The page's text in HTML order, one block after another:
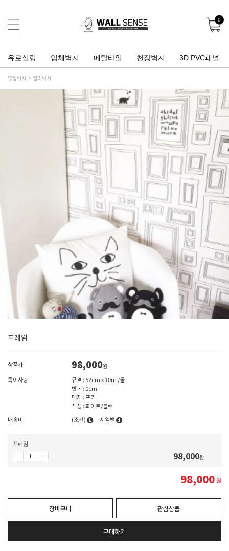
0
유로실링 입체벽지 메탈타일 천장벽지 3D PVC패널
뮤럴벽지 컬러벽지
프레임
상품가 98,000원
특이사항
규격 : 52cm x 10m /롤
반복 : 0cm
매치 : 프리
색상 : 화이트/블랙
배송비
(조건) 지역별
프레임
98,000원
98,000원
장바구니 관심상품
구매하기